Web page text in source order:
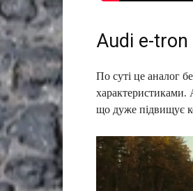
Audi e-
По суті це аналог
характеристиками.
що дуже підвищує